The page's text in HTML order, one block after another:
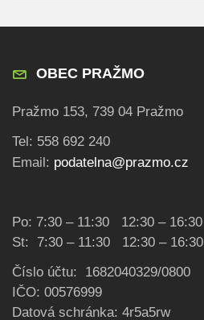
OBEC PRAŽMO
Pražmo 153, 739 04 Pražmo
Tel: 558 692 240
Email: podatelna@prazmo.cz
Po: 7:30 – 11:30 12:30 – 16:30
St: 7:30 – 11:30 12:30 – 16:30
Číslo účtu: 1682040329/0800
IČO: 00576999
Datová schránka: 4r5a5rw